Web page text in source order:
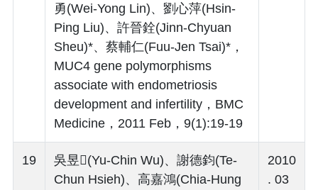
勇(Wei-Yong Lin)、劉心萍(Hsin-
Ping Liu)、許晉銓(Jinn-Chyuan
Sheu)*、蔡輔仁(Fuu-Jen Tsai)*，
MUC4 gene polymorphisms
associate with endometriosis
development and infertility，BMC
Medicine，2011 Feb，9(1):19-19
19
吳昱(Yu-Chin Wu)、謝德鈞(Te-
Chun Hsieh)、高嘉鴻(Chia-Hung
2010
. 03